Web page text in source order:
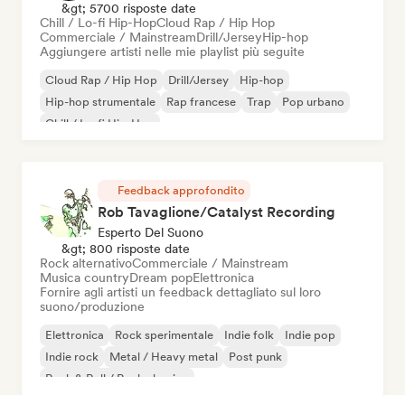
&gt; 5700 risposte date
Chill / Lo-fi Hip-HopCloud Rap / Hip Hop
Commerciale / MainstreamDrill/JerseyHip-hop
Aggiungere artisti nelle mie playlist più seguite
Cloud Rap / Hip Hop Drill/Jersey
Hip-hop
Hip-hop strumentale
Rap francese Trap
Pop urbano
Chill / Lo-fi Hip-Hop
Feedback approfondito
Rob Tavaglione/Catalyst Recording
Esperto Del Suono
&gt; 800 risposte date
Rock alternativoCommerciale / Mainstream
Musica countryDream popElettronica
Fornire agli artisti un feedback dettagliato sul loro
suono/produzione
Elettronica Rock sperimentale Indie folk
Indie pop
Indie rock
Metal / Heavy metal
Post punk
Rock & Roll / Rock classico